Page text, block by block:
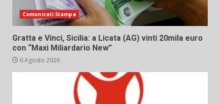
Comunicati Stampa
Gratta e Vinci, Sicilia: a Licata (AG) vinti 20mila euro
con “Maxi Miliardario New”
6 Agosto 2026